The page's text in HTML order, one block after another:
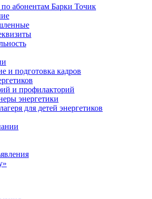
абонентам Барки Точик
и подготовка кадров
и профилакторий
энергетики
для детей энергетиков